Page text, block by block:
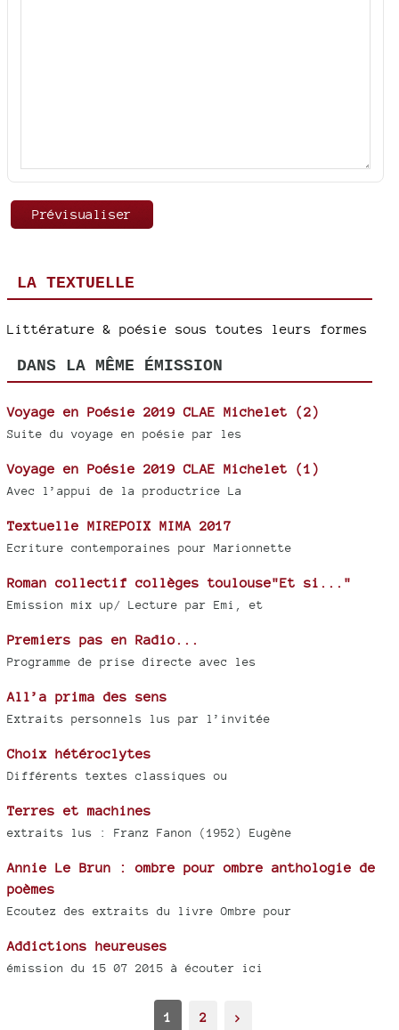
LA TEXTUELLE
Littérature & poésie sous toutes leurs formes
DANS LA MÊME ÉMISSION
Voyage en Poésie 2019 CLAE Michelet (2)
Suite du voyage en poésie par les
Voyage en Poésie 2019 CLAE Michelet (1)
Avec l’appui de la productrice La
Textuelle MIREPOIX MIMA 2017
Ecriture contemporaines pour Marionnette
Roman collectif collèges toulouse"Et si..."
Emission mix up/ Lecture par Emi, et
Premiers pas en Radio...
Programme de prise directe avec les
All’a prima des sens
Extraits personnels lus par l’invitée
Choix hétéroclytes
Différents textes classiques ou
Terres et machines
extraits lus : Franz Fanon (1952) Eugène
Annie Le Brun : ombre pour ombre anthologie de
poèmes
Ecoutez des extraits du livre Ombre pour
Addictions heureuses
émission du 15 07 2015 à écouter ici
1 2 >